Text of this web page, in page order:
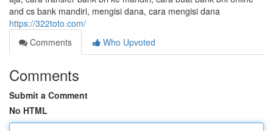
and cs bank mandiri, mengisi dana, cara mengisi dana
https://322toto.com/
Comments
Who Upvoted
Comments
Submit a Comment
No HTML